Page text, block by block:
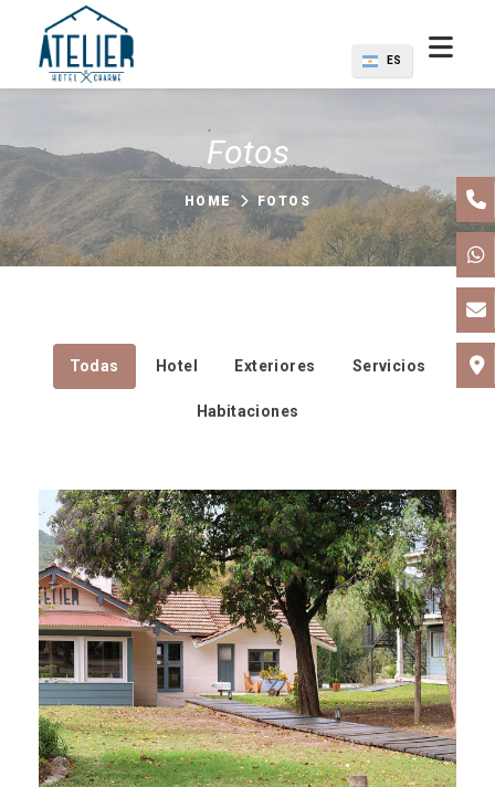
ES
Fotos
HOME FOTOS
Todas Hotel Exteriores Servicios
Habitaciones